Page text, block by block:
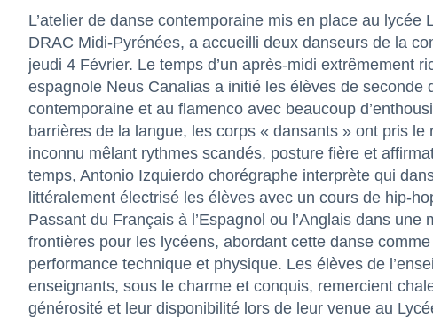
L’atelier de danse contemporaine mis en place au
DRAC Midi-Pyrénées, a accueilli deux danseurs de la
jeudi 4 Février. Le temps d’un après-midi extrêmement
espagnole Neus Canalias a initié les élèves de seconde
contemporaine et au flamenco avec beaucoup
barrières de la langue, les corps « dansants » ont pris
inconnu mêlant rythmes scandés, posture fière et
temps, Antonio Izquierdo chorégraphe interprète qui
littéralement électrisé les élèves avec un cours de hip-
Passant du Français à l’Espagnol ou l’Anglais dans
frontières pour les lycéens, abordant cette danse
performance technique et physique. Les élèves de
enseignants, sous le charme et conquis, remercient
générosité et leur disponibilité lors de leur venue au